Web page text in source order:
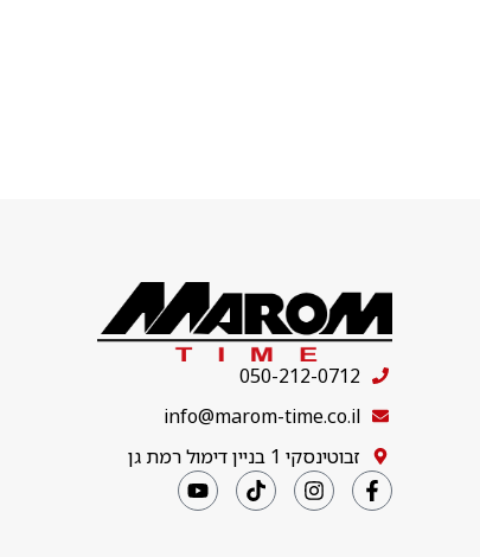
050-212-0712
info@marom-time.co.il
זבוטינסקי 1 בניין דימול רמת גן